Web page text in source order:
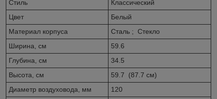
Стиль
Классический
Цвет
Белый
Материал корпуса
Сталь ; Стекло
Ширина, см
59.6
Глубина, см
34.5
Высота, см
59.7 (87.7 см)
Диаметр воздуховода, мм
120